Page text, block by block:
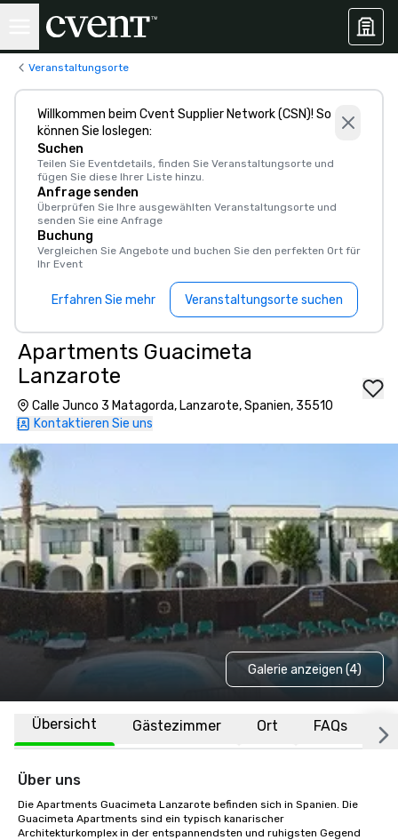
Veranstaltungsorte
Willkommen beim Cvent Supplier Network (CSN)! So
können Sie loslegen:
Suchen
Teilen Sie Eventdetails, finden Sie Veranstaltungsorte und
fügen Sie diese Ihrer Liste hinzu.
Anfrage senden
Überprüfen Sie Ihre ausgewählten Veranstaltungsorte und
senden Sie eine Anfrage
Buchung
Vergleichen Sie Angebote und buchen Sie den perfekten Ort für
Ihr Event
Erfahren Sie mehr Veranstaltungsorte suchen
Apartments Guacimeta
Lanzarote
Calle Junco 3 Matagorda, Lanzarote, Spanien, 35510
Kontaktieren Sie uns
Galerie anzeigen (4)
Übersicht Gästezimmer Ort FAQs
Über uns
Die Apartments Guacimeta Lanzarote befinden sich in Spanien. Die
Guacimeta Apartments sind ein typisch kanarischer
Architekturkomplex in der entspannendsten und ruhigsten Gegend